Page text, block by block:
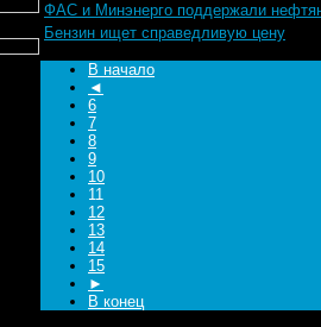
ФАС и Минэнерго поддержали
Бензин ищет справедливую цену
В начало
◄
6
7
8
9
10
11
12
13
14
15
►
В конец